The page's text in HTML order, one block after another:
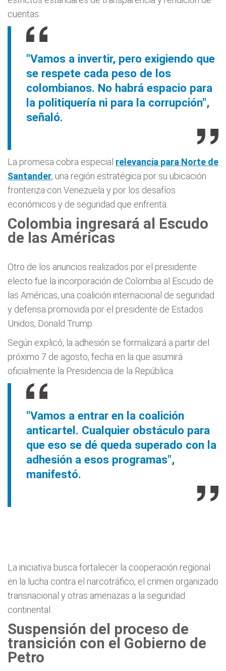
cuentas.
"Vamos a invertir, pero exigiendo que
se respete cada peso de los
colombianos. No habrá espacio para
la politiquería ni para la corrupción",
señaló.
La promesa cobra especial relevancia para Norte de
Santander, una región estratégica por su ubicación
fronteriza con Venezuela y por los desafíos
económicos y de seguridad que enfrenta.
Colombia ingresará al Escudo
de las Américas
Otro de los anuncios realizados por el presidente
electo fue la incorporación de Colombia al Escudo de
las Américas, una coalición internacional de seguridad
y defensa promovida por el presidente de Estados
Unidos, Donald Trump.
Según explicó, la adhesión se formalizará a partir del
próximo 7 de agosto, fecha en la que asumirá
oficialmente la Presidencia de la República.
"Vamos a entrar en la coalición
anticartel. Cualquier obstáculo para
que eso se dé queda superado con la
adhesión a esos programas",
manifestó.
La iniciativa busca fortalecer la cooperación regional
en la lucha contra el narcotráfico, el crimen organizado
transnacional y otras amenazas a la seguridad
continental.
Suspensión del proceso de
transición con el Gobierno de
Petro